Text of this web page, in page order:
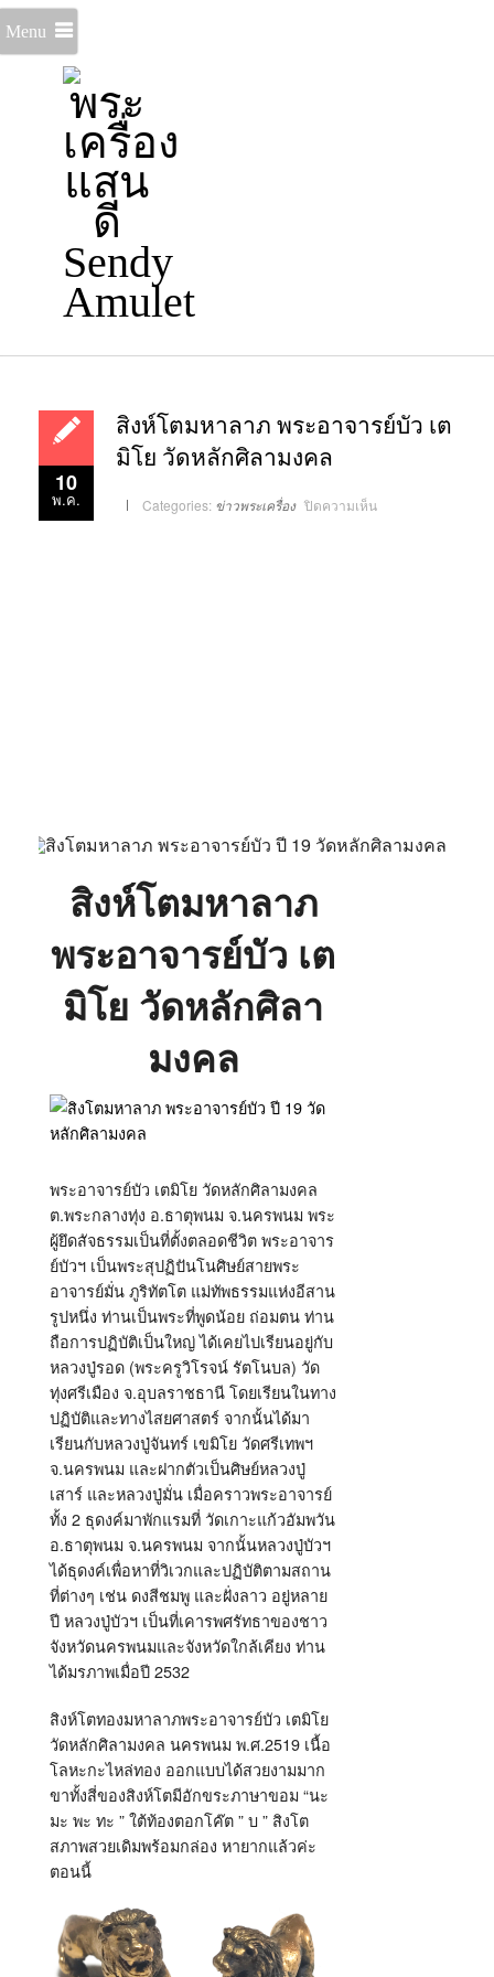
Menu
10
พ.ค.
สิงห์โตมหาลาภ พระอาจารย์บัว เต
มิโย วัดหลักศิลามงคล
Categories: ข่าวพระเครื่อง ปิดความเห็นบน
สิงห์
สิงห์โตมหาลาภ
พระอาจารย์บัว เต
มิโย วัดหลักศิลา
มงคล
พระอาจารย์บัว เตมิโย วัดหลักศิลามงคล
ต.พระกลางทุ่ง อ.ธาตุพนม จ.นครพนม พระ
ผู้ยึดสัจธรรมเป็นที่ตั้งตลอดชีวิต พระอาจาร
ย์บัวฯ เป็นพระสุปฏิปันโนศิษย์สายพระ
อาจารย์มั่น ภูริทัตโต แม่ทัพธรรมแห่งอีสาน
รูปหนึ่ง ท่านเป็นพระที่พูดน้อย ถ่อมตน ท่าน
ถือการปฏิบัติเป็นใหญ่ ได้เคยไปเรียนอยู่กับ
หลวงปู่รอด (พระครูวิโรจน์ รัตโนบล) วัด
ทุ่งศรีเมือง จ.อุบลราชธานี โดยเรียนในทาง
ปฏิบัติและทางไสยศาสตร์ จากนั้นได้มา
เรียนกับหลวงปู่จันทร์ เขมิโย วัดศรีเทพฯ
จ.นครพนม และฝากตัวเป็นศิษย์หลวงปู่
เสาร์ และหลวงปู่มั่น เมื่อคราวพระอาจารย์
ทั้ง 2 ธุดงค์มาพักแรมที่ วัดเกาะแก้วอัมพวัน
อ.ธาตุพนม จ.นครพนม จากนั้นหลวงปู่บัวฯ
ได้ธุดงค์เพื่อหาที่วิเวกและปฏิบัติตามสถาน
ที่ต่างๆ เช่น ดงสีชมพู และฝั่งลาว อยู่หลาย
ปี หลวงปู่บัวฯ เป็นที่เคารพศรัทธาของชาว
จังหวัดนครพนมและจังหวัดใกล้เคียง ท่าน
ได้มรภาพเมื่อปี 2532
สิงห์โตทองมหาลาภพระอาจารย์บัว เตมิโย
วัดหลักศิลามงคล นครพนม พ.ศ.2519 เนื้อ
โลหะกะไหล่ทอง ออกแบบได้สวยงามมาก
ขาทั้งสี่ของสิงห์โตมีอักขระภาษาขอม “นะ
มะ พะ ทะ ” ใต้ท้องตอกโค๊ต ” บ ” สิงโต
สภาพสวยเดิมพร้อมกล่อง หายากแล้วค่ะ
ตอนนี้